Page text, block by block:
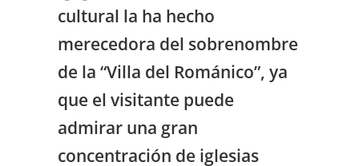
cultural la ha hecho
merecedora del sobrenombre
de la “Villa del Románico”, ya
que el visitante puede
admirar una gran
concentración de iglesias